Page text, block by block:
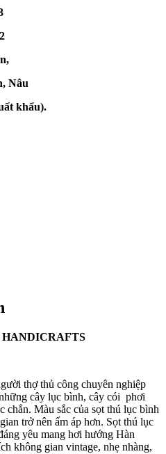
Nâu
khẩu).
HANDICRAFTS
thợ thủ công chuyên nghiệp
cây lục bình, cây cói phơi
chắn. Màu sắc của sọt thú lục bình
trở nên ấm áp hơn. Sọt thú lục
yêu mang hơi hướng Hàn
không gian vintage, nhẹ nhàng,